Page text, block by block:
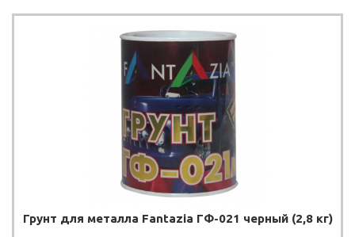
Грунт для металла Fantazia ГФ-021 черный (2,8 кг)